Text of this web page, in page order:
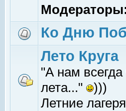
Ко Дню
Лето Круга
"А нам
лета..."
)))
Летние